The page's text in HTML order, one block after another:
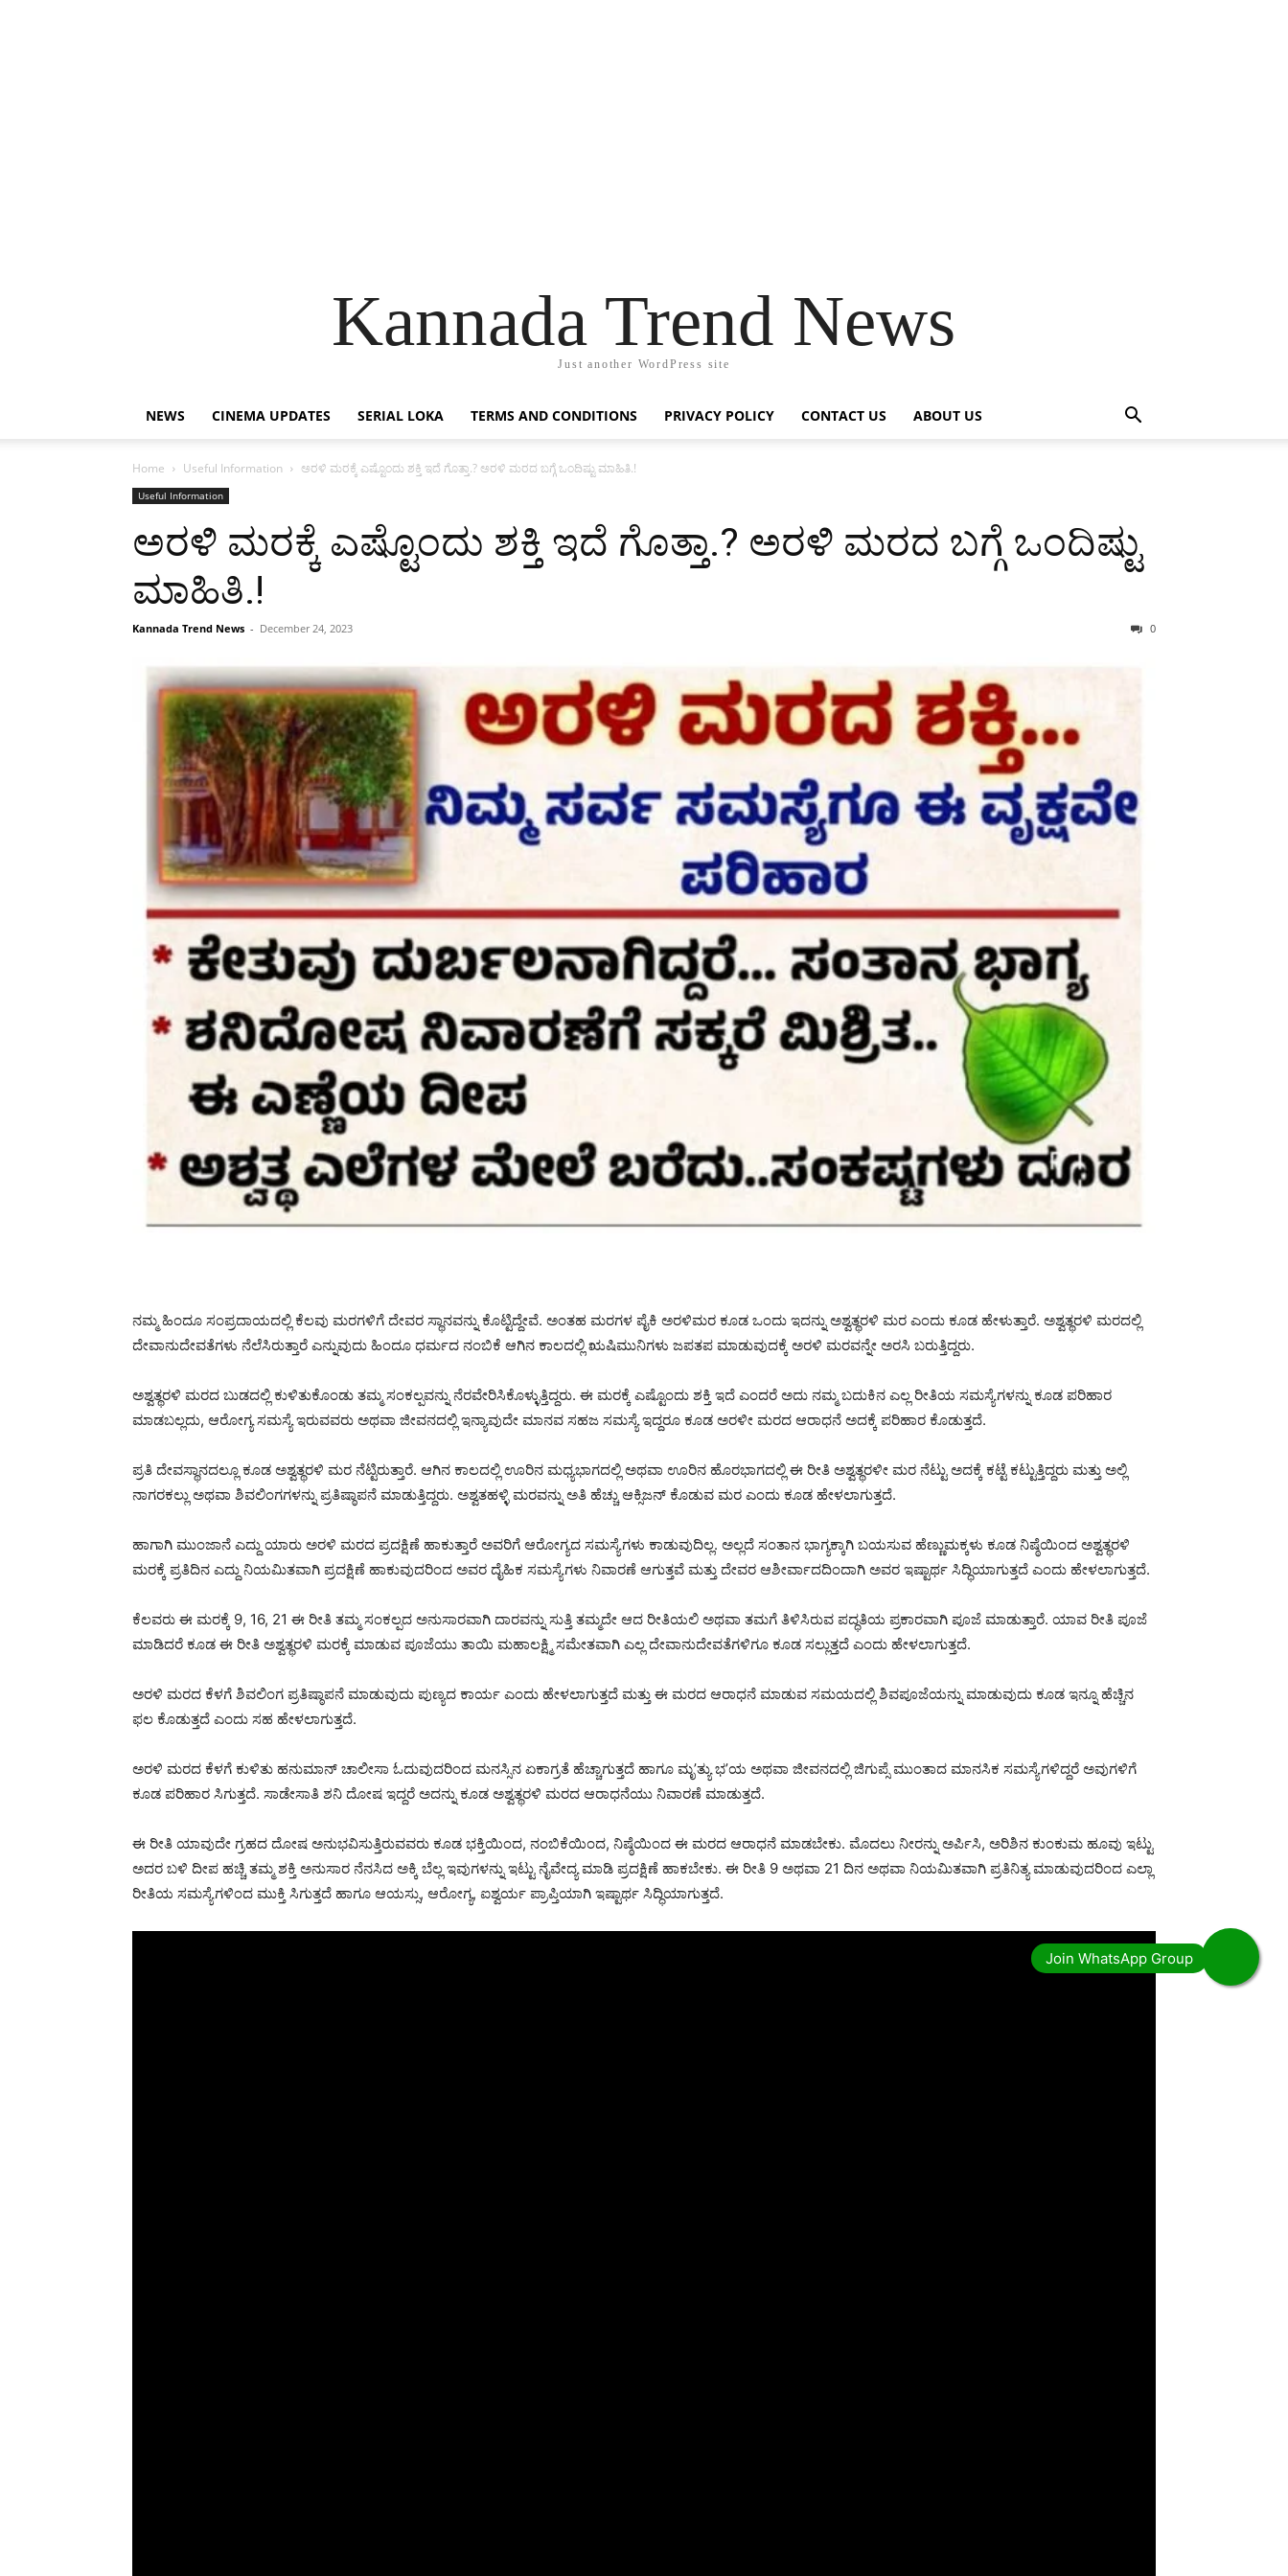
Kannada Trend News
Just another WordPress site
NEWS CINEMA UPDATES SERIAL LOKA TERMS AND CONDITIONS PRIVACY POLICY CONTACT US ABOUT US
Home Useful Information ಅರಳಿ ಮರಕ್ಕೆ ಎಷ್ಟೊಂದು ಶಕ್ತಿ ಇದೆ ಗೊತ್ತಾ.? ಅರಳಿ ಮರದ ಬಗ್ಗೆ ಒಂದಿಷ್ಟು ಮಾಹಿತಿ.!
Useful Information
ಅರಳಿ ಮರಕ್ಕೆ ಎಷ್ಟೊಂದು ಶಕ್ತಿ ಇದೆ ಗೊತ್ತಾ.? ಅರಳಿ ಮರದ ಬಗ್ಗೆ ಒಂದಿಷ್ಟು
ಮಾಹಿತಿ.!
Kannada Trend News - December 24, 2023 0
ನಮ್ಮ ಹಿಂದೂ ಸಂಪ್ರದಾಯದಲ್ಲಿ ಕೆಲವು ಮರಗಳಿಗೆ ದೇವರ ಸ್ಥಾನವನ್ನು ಕೊಟ್ಟಿದ್ದೇವೆ. ಅಂತಹ ಮರಗಳ ಪೈಕಿ ಅರಳಿಮರ ಕೂಡ ಒಂದು ಇದನ್ನು ಅಶ್ವತ್ಥರಳಿ ಮರ ಎಂದು ಕೂಡ ಹೇಳುತ್ತಾರೆ. ಅಶ್ವತ್ಥರಳಿ ಮರದಲ್ಲಿ
ದೇವಾನುದೇವತೆಗಳು ನೆಲೆಸಿರುತ್ತಾರೆ ಎನ್ನುವುದು ಹಿಂದೂ ಧರ್ಮದ ನಂಬಿಕೆ ಆಗಿನ ಕಾಲದಲ್ಲಿ ಋಷಿಮುನಿಗಳು ಜಪತಪ ಮಾಡುವುದಕ್ಕೆ ಅರಳಿ ಮರವನ್ನೇ ಅರಸಿ ಬರುತ್ತಿದ್ದರು.
ಅಶ್ವತ್ಥರಳಿ ಮರದ ಬುಡದಲ್ಲಿ ಕುಳಿತುಕೊಂಡು ತಮ್ಮ ಸಂಕಲ್ಪವನ್ನು ನೆರವೇರಿಸಿಕೊಳ್ಳುತ್ತಿದ್ದರು. ಈ ಮರಕ್ಕೆ ಎಷ್ಟೊಂದು ಶಕ್ತಿ ಇದೆ ಎಂದರೆ ಅದು ನಮ್ಮ ಬದುಕಿನ ಎಲ್ಲ ರೀತಿಯ ಸಮಸ್ಯೆಗಳನ್ನು ಕೂಡ ಪರಿಹಾರ
ಮಾಡಬಲ್ಲದು, ಆರೋಗ್ಯ ಸಮಸ್ಯೆ ಇರುವವರು ಅಥವಾ ಜೀವನದಲ್ಲಿ ಇನ್ಯಾವುದೇ ಮಾನವ ಸಹಜ ಸಮಸ್ಯೆ ಇದ್ದರೂ ಕೂಡ ಅರಳೀ ಮರದ ಆರಾಧನೆ ಅದಕ್ಕೆ ಪರಿಹಾರ ಕೊಡುತ್ತದೆ.
ಪ್ರತಿ ದೇವಸ್ಥಾನದಲ್ಲೂ ಕೂಡ ಅಶ್ವತ್ಥರಳಿ ಮರ ನೆಟ್ಟಿರುತ್ತಾರೆ. ಆಗಿನ ಕಾಲದಲ್ಲಿ ಊರಿನ ಮಧ್ಯಭಾಗದಲ್ಲಿ ಅಥವಾ ಊರಿನ ಹೊರಭಾಗದಲ್ಲಿ ಈ ರೀತಿ ಅಶ್ವತ್ಥರಳೀ ಮರ ನೆಟ್ಟು ಅದಕ್ಕೆ ಕಟ್ಟೆ ಕಟ್ಟುತ್ತಿದ್ದರು ಮತ್ತು ಅಲ್ಲಿ
ನಾಗರಕಲ್ಲು ಅಥವಾ ಶಿವಲಿಂಗಗಳನ್ನು ಪ್ರತಿಷ್ಠಾಪನೆ ಮಾಡುತ್ತಿದ್ದರು. ಅಶ್ವತಹಳ್ಳಿ ಮರವನ್ನು ಅತಿ ಹೆಚ್ಚು ಆಕ್ಸಿಜನ್ ಕೊಡುವ ಮರ ಎಂದು ಕೂಡ ಹೇಳಲಾಗುತ್ತದೆ.
ಹಾಗಾಗಿ ಮುಂಜಾನೆ ಎದ್ದು ಯಾರು ಅರಳಿ ಮರದ ಪ್ರದಕ್ಷಿಣೆ ಹಾಕುತ್ತಾರೆ ಅವರಿಗೆ ಆರೋಗ್ಯದ ಸಮಸ್ಯೆಗಳು ಕಾಡುವುದಿಲ್ಲ. ಅಲ್ಲದೆ ಸಂತಾನ ಭಾಗ್ಯಕ್ಕಾಗಿ ಬಯಸುವ ಹೆಣ್ಣುಮಕ್ಕಳು ಕೂಡ ನಿಷ್ಠೆಯಿಂದ ಅಶ್ವತ್ಥರಳಿ
ಮರಕ್ಕೆ ಪ್ರತಿದಿನ ಎದ್ದು ನಿಯಮಿತವಾಗಿ ಪ್ರದಕ್ಷಿಣೆ ಹಾಕುವುದರಿಂದ ಅವರ ದೈಹಿಕ ಸಮಸ್ಯೆಗಳು ನಿವಾರಣೆ ಆಗುತ್ತವೆ ಮತ್ತು ದೇವರ ಆಶೀರ್ವಾದದಿಂದಾಗಿ ಅವರ ಇಷ್ಟಾರ್ಥ ಸಿದ್ಧಿಯಾಗುತ್ತದೆ ಎಂದು ಹೇಳಲಾಗುತ್ತದೆ.
ಕೆಲವರು ಈ ಮರಕ್ಕೆ 9, 16, 21 ಈ ರೀತಿ ತಮ್ಮ ಸಂಕಲ್ಪದ ಅನುಸಾರವಾಗಿ ದಾರವನ್ನು ಸುತ್ತಿ ತಮ್ಮದೇ ಆದ ರೀತಿಯಲಿ ಅಥವಾ ತಮಗೆ ತಿಳಿಸಿರುವ ಪದ್ಧತಿಯ ಪ್ರಕಾರವಾಗಿ ಪೂಜೆ ಮಾಡುತ್ತಾರೆ. ಯಾವ ರೀತಿ ಪೂಜೆ
ಮಾಡಿದರೆ ಕೂಡ ಈ ರೀತಿ ಅಶ್ವತ್ಥರಳಿ ಮರಕ್ಕೆ ಮಾಡುವ ಪೂಜೆಯು ತಾಯಿ ಮಹಾಲಕ್ಷ್ಮಿ ಸಮೇತವಾಗಿ ಎಲ್ಲ ದೇವಾನುದೇವತೆಗಳಿಗೂ ಕೂಡ ಸಲ್ಲುತ್ತದೆ ಎಂದು ಹೇಳಲಾಗುತ್ತದೆ.
ಅರಳಿ ಮರದ ಕೆಳಗೆ ಶಿವಲಿಂಗ ಪ್ರತಿಷ್ಠಾಪನೆ ಮಾಡುವುದು ಪುಣ್ಯದ ಕಾರ್ಯ ಎಂದು ಹೇಳಲಾಗುತ್ತದೆ ಮತ್ತು ಈ ಮರದ ಆರಾಧನೆ ಮಾಡುವ ಸಮಯದಲ್ಲಿ ಶಿವಪೂಜೆಯನ್ನು ಮಾಡುವುದು ಕೂಡ ಇನ್ನೂ ಹೆಚ್ಚಿನ
ಫಲ ಕೊಡುತ್ತದೆ ಎಂದು ಸಹ ಹೇಳಲಾಗುತ್ತದೆ.
ಅರಳಿ ಮರದ ಕೆಳಗೆ ಕುಳಿತು ಹನುಮಾನ್ ಚಾಲೀಸಾ ಓದುವುದರಿಂದ ಮನಸ್ಸಿನ ಏಕಾಗ್ರತೆ ಹೆಚ್ಚಾಗುತ್ತದೆ ಹಾಗೂ ಮೃ’ತ್ಯು ಭ’ಯ ಅಥವಾ ಜೀವನದಲ್ಲಿ ಜಿಗುಪ್ಸೆ ಮುಂತಾದ ಮಾನಸಿಕ ಸಮಸ್ಯೆಗಳಿದ್ದರೆ ಅವುಗಳಿಗೆ
ಕೂಡ ಪರಿಹಾರ ಸಿಗುತ್ತದೆ. ಸಾಡೇಸಾತಿ ಶನಿ ದೋಷ ಇದ್ದರೆ ಅದನ್ನು ಕೂಡ ಅಶ್ವತ್ಥರಳಿ ಮರದ ಆರಾಧನೆಯು ನಿವಾರಣೆ ಮಾಡುತ್ತದೆ.
ಈ ರೀತಿ ಯಾವುದೇ ಗ್ರಹದ ದೋಷ ಅನುಭವಿಸುತ್ತಿರುವವರು ಕೂಡ ಭಕ್ತಿಯಿಂದ, ನಂಬಿಕೆಯಿಂದ, ನಿಷ್ಠೆಯಿಂದ ಈ ಮರದ ಆರಾಧನೆ ಮಾಡಬೇಕು. ಮೊದಲು ನೀರನ್ನು ಅರ್ಪಿಸಿ, ಅರಿಶಿನ ಕುಂಕುಮ ಹೂವು ಇಟ್ಟು
ಅದರ ಬಳಿ ದೀಪ ಹಚ್ಚಿ ತಮ್ಮ ಶಕ್ತಿ ಅನುಸಾರ ನೆನಸಿದ ಅಕ್ಕಿ ಬೆಲ್ಲ ಇವುಗಳನ್ನು ಇಟ್ಟು ನೈವೇದ್ಯ ಮಾಡಿ ಪ್ರದಕ್ಷಿಣೆ ಹಾಕಬೇಕು. ಈ ರೀತಿ 9 ಅಥವಾ 21 ದಿನ ಅಥವಾ ನಿಯಮಿತವಾಗಿ ಪ್ರತಿನಿತ್ಯ ಮಾಡುವುದರಿಂದ ಎಲ್ಲಾ
ರೀತಿಯ ಸಮಸ್ಯೆಗಳಿಂದ ಮುಕ್ತಿ ಸಿಗುತ್ತದೆ ಹಾಗೂ ಆಯಸ್ಸು, ಆರೋಗ್ಯ, ಐಶ್ವರ್ಯ ಪ್ರಾಪ್ತಿಯಾಗಿ ಇಷ್ಟಾರ್ಥ ಸಿದ್ಧಿಯಾಗುತ್ತದೆ.